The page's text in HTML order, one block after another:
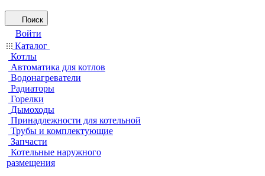
Поиск
Войти
Каталог
Котлы
Автоматика для котлов
Водонагреватели
Радиаторы
Горелки
Дымоходы
Принадлежности для котельной
Трубы и комплектующие
Запчасти
Котельные наружного
размещения